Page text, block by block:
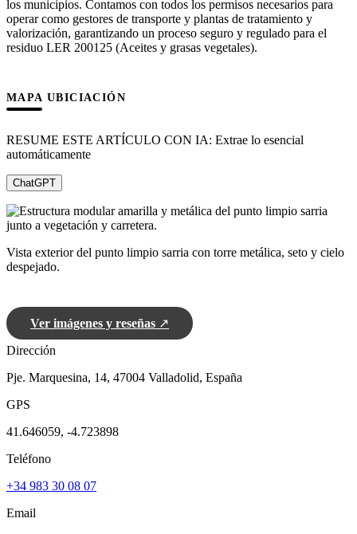
los municipios. Contamos con todos los permisos necesarios para
operar como gestores de transporte y plantas de tratamiento y
valorización, garantizando un proceso seguro y regulado para el
residuo LER 200125 (Aceites y grasas vegetales).
MAPA UBICIACIÓN
RESUME ESTE ARTÍCULO CON IA: Extrae lo esencial
automáticamente
ChatGPT
Vista exterior del punto limpio sarria con torre metálica, seto y cielo
despejado.
Ver imágenes y reseñas ↗
Dirección
Pje. Marquesina, 14, 47004 Valladolid, España
GPS
41.646059, -4.723898
Teléfono
+34 983 30 08 07
Email